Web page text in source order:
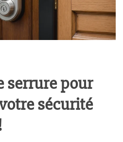
serrure pour
sécurité